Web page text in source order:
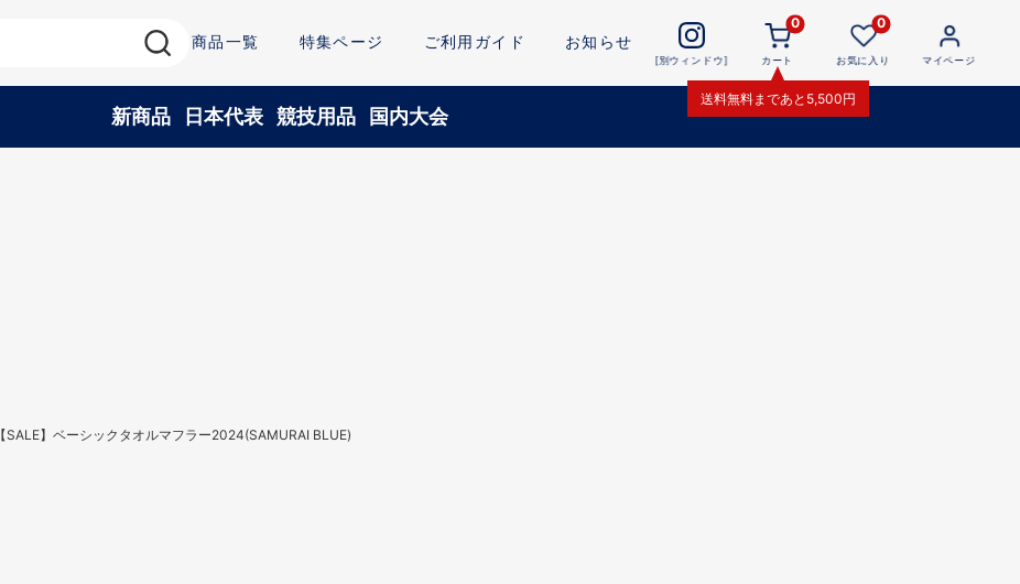
商品一覧 特集ページ ご利用ガイド お知らせ
[別ウィンドウ]
0
カート
送料無料まであと 5,500円
0
お気に入り マイページ
新商品 日本代表 競技用品 国内大会
【SALE】ベーシックタオルマフラー2024(SAMURAI BLUE)